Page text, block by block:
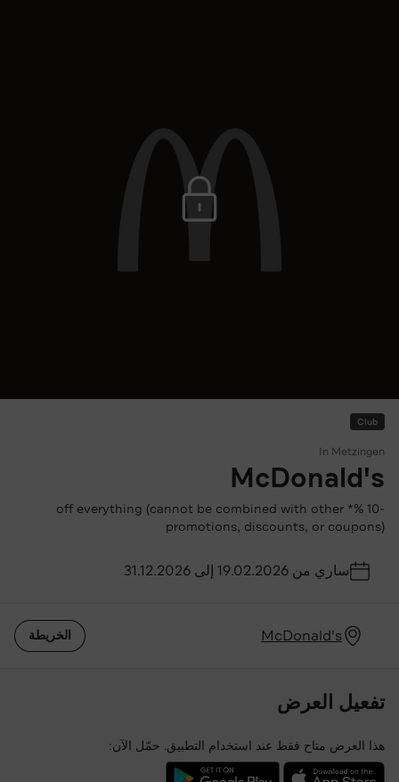
Club
In Metzingen
McDonald's
-10 %* off everything (cannot be combined with other
promotions, discounts, or coupons)
ساري من 19.02.2026 إلى 31.12.2026
McDonald's الخريطة
تفعيل العرض
هذا العرض متاح فقط عند استخدام التطبيق. حمّل الآن:
تحميل تطبيق Outletcity من App Store
تحميل تطبيق Outletcity من Google Play